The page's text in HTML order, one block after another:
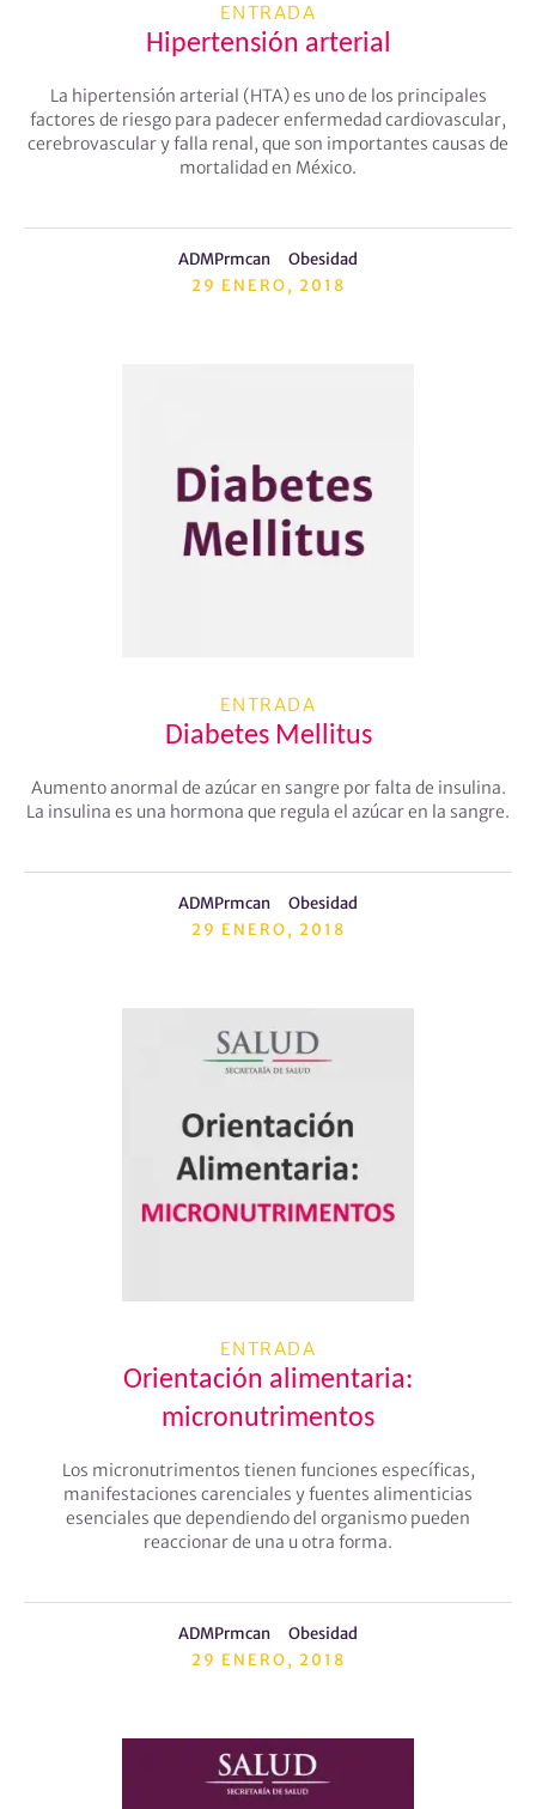
ENTRADA
Hipertensión arterial
La hipertensión arterial (HTA) es uno de los principales
factores de riesgo para padecer enfermedad cardiovascular,
cerebrovascular y falla renal, que son importantes causas de
mortalidad en México.
ADMPrmcan
Obesidad
29 ENERO, 2018
ENTRADA
Diabetes Mellitus
Aumento anormal de azúcar en sangre por falta de insulina.
La insulina es una hormona que regula el azúcar en la sangre.
ADMPrmcan
Obesidad
29 ENERO, 2018
ENTRADA
Orientación alimentaria:
micronutrimentos
Los micronutrimentos tienen funciones específicas,
manifestaciones carenciales y fuentes alimenticias
esenciales que dependiendo del organismo pueden
reaccionar de una u otra forma.
ADMPrmcan
Obesidad
29 ENERO, 2018